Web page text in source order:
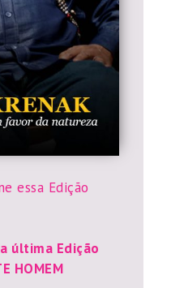
essa Edição
última Edição
HOMEM